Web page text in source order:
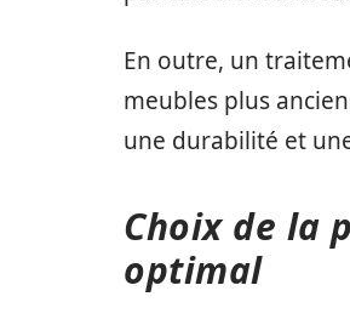
En outre, un
meubles plus
une durabilité et
Choix de la
optimal